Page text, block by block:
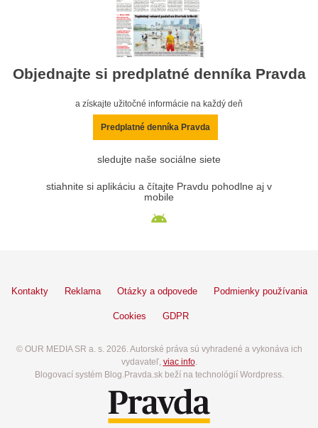
Objednajte si predplatné denníka Pravda
a získajte užitočné informácie na každý deň
Predplatné denníka Pravda
sledujte naše sociálne siete
stiahnite si aplikáciu a čítajte Pravdu pohodlne aj v
mobile
Kontakty Reklama Otázky a odpovede Podmienky používania
Cookies GDPR
© OUR MEDIA SR a. s. 2026. Autorské práva sú vyhradené a vykonáva ich
vydavateľ, viac info.
Blogovací systém Blog.Pravda.sk beží na technológií Wordpress.